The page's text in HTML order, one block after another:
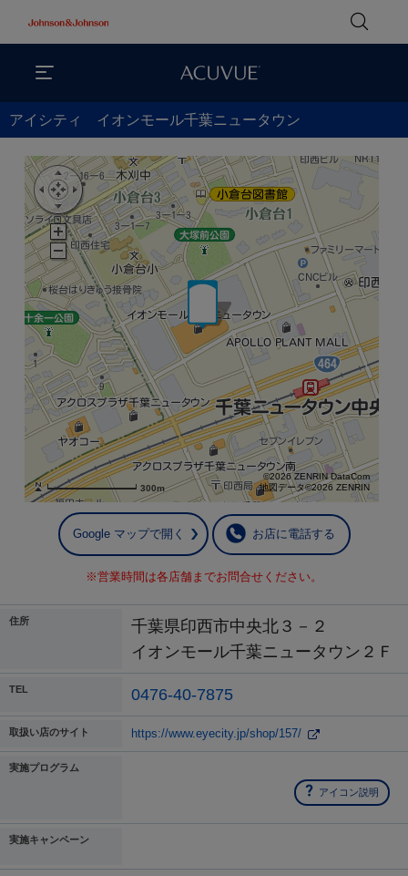
アイシティ イオンモール千葉ニュータウン
300m
©2026 ZENRIN DataCom
地図データ©2026 ZENRIN
Google マップで開く お店に電話する
※営業時間は各店舗までお問合せください。
住所
千葉県印西市中央北３－２
イオンモール千葉ニュータウン２Ｆ
TEL 0476-40-7875
取扱い店のサイト https://www.eyecity.jp/shop/157/
実施プログラム
アイコン説明
実施キャンペーン